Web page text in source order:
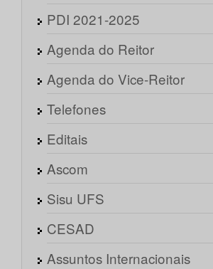
PDI 2021-2025
Agenda do Reitor
Agenda do Vice-Reitor
Telefones
Editais
Ascom
Sisu UFS
CESAD
Assuntos Internacionais